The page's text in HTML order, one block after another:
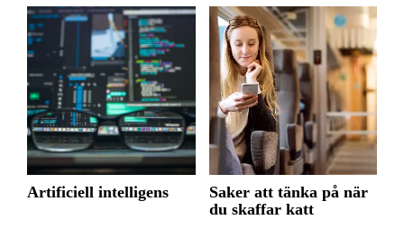
Artificiell intelligens
Saker att tänka på när
du skaffar katt